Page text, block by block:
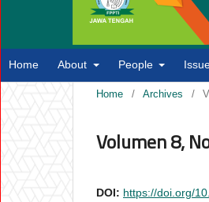
Home About People
Home / Archives /
Volumen 8,
DOI: https://doi.org/